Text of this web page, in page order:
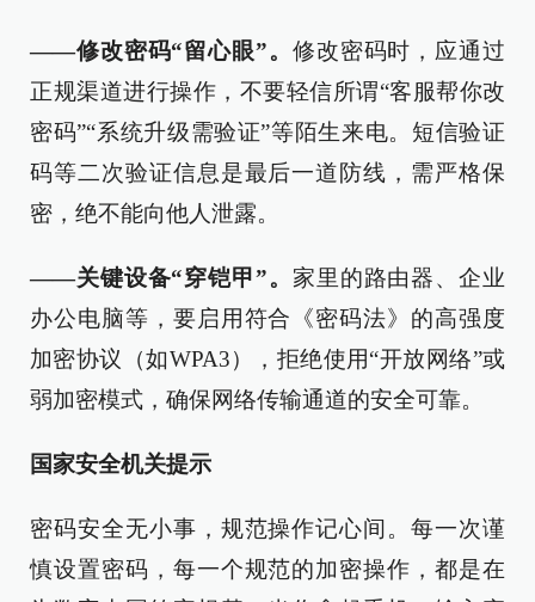
——修改密码“留心眼”。 修改密码时，应通过
正规渠道进行操作，不要轻信所谓“客服帮你改
密码”“系统升级需验证”等陌生来电。短信验证
码等二次验证信息是最后一道防线，需严格保
密，绝不能向他人泄露。
——关键设备“穿铠甲”。 家里的路由器、企业
办公电脑等，要启用符合《密码法》的高强度
加密协议（如WPA3），拒绝使用“开放网络”或
弱加密模式，确保网络传输通道的安全可靠。
国家安全机关提示
密码安全无小事，规范操作记心间。每一次谨
慎设置密码，每一个规范的加密操作，都是在